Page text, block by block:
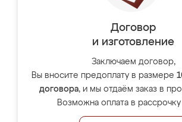
Договор
и изготовление
Заключаем договор,
Вы вносите предоплату в размере
договора, и мы отдаём заказ в
Возможна оплата в